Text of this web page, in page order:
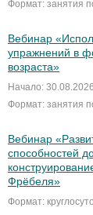
Формат: занятия
Вебинар
упражнений в
возраста»
Начало: 30.08.2026
Формат: занятия
Вебинар
способностей
Фрёбеля»
Формат: